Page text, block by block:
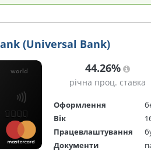
(Universal Bank)
44.26%
річна проц. ставка
Оформлення
Вік
Працевлаштування
Документи